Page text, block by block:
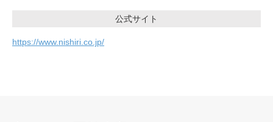
公式サイト
https://www.nishiri.co.jp/